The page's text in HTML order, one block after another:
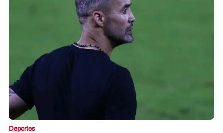
Deportes